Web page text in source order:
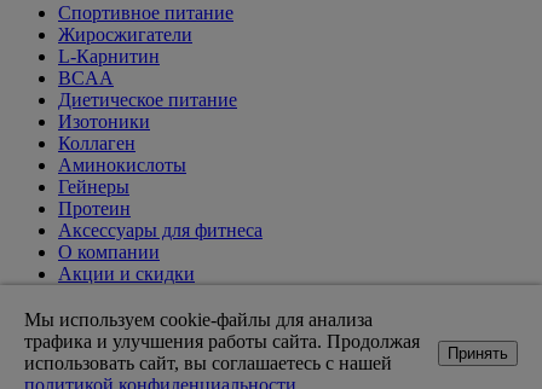
Спортивное питание
Жиросжигатели
L-Карнитин
BCAA
Диетическое питание
Изотоники
Коллаген
Аминокислоты
Гейнеры
Протеин
Аксессуары для фитнеса
О компании
Акции и скидки
Доставка и оплата
Оптовикам
Статьи
Возврат товара
Мы используем cookie-файлы для анализа
трафика и улучшения работы сайта. Продолжая
использовать сайт, вы соглашаетесь с нашей
политикой конфиденциальности
Принять